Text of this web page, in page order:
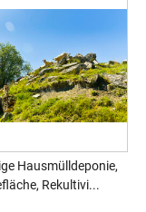
Hausmülldeponie,
Rekultivi...